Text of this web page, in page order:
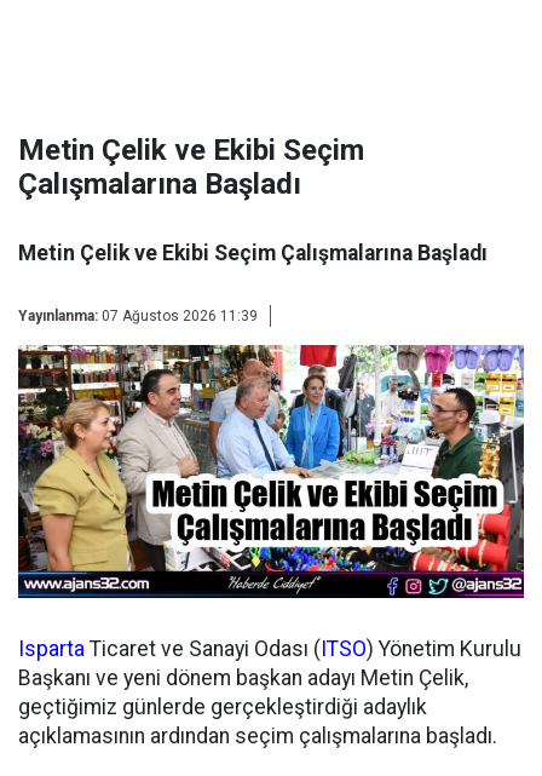
Metin Çelik ve Ekibi Seçim
Çalışmalarına Başladı
Metin Çelik ve Ekibi Seçim Çalışmalarına Başladı
Yayınlanma: 07 Ağustos 2026 11:39
Isparta Ticaret ve Sanayi Odası ( ITSO) Yönetim Kurulu
Başkanı ve yeni dönem başkan adayı Metin Çelik,
geçtiğimiz günlerde gerçekleştirdiği adaylık
açıklamasının ardından seçim çalışmalarına başladı.